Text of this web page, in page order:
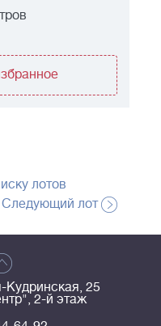
лотов
Следующий лот
Кудринская, 25
2-й этаж